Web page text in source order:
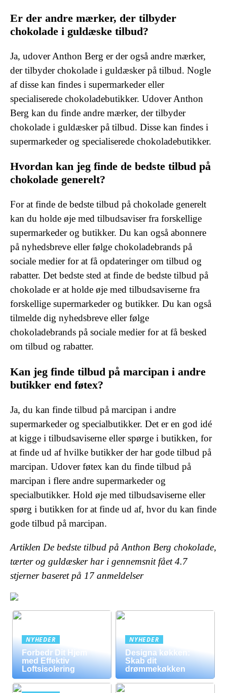
Er der andre mærker, der tilbyder
chokolade i guldæske tilbud?
Ja, udover Anthon Berg er der også andre mærker,
der tilbyder chokolade i guldæsker på tilbud. Nogle
af disse kan findes i supermarkeder eller
specialiserede chokoladebutikker. Udover Anthon
Berg kan du finde andre mærker, der tilbyder
chokolade i guldæsker på tilbud. Disse kan findes i
supermarkeder og specialiserede chokoladebutikker.
Hvordan kan jeg finde de bedste tilbud på
chokolade generelt?
For at finde de bedste tilbud på chokolade generelt
kan du holde øje med tilbudsaviser fra forskellige
supermarkeder og butikker. Du kan også abonnere
på nyhedsbreve eller følge chokoladebrands på
sociale medier for at få opdateringer om tilbud og
rabatter. Det bedste sted at finde de bedste tilbud på
chokolade er at holde øje med tilbudsaviserne fra
forskellige supermarkeder og butikker. Du kan også
tilmelde dig nyhedsbreve eller følge
chokoladebrands på sociale medier for at få besked
om tilbud og rabatter.
Kan jeg finde tilbud på marcipan i andre
butikker end føtex?
Ja, du kan finde tilbud på marcipan i andre
supermarkeder og specialbutikker. Det er en god idé
at kigge i tilbudsaviserne eller spørge i butikken, for
at finde ud af hvilke butikker der har gode tilbud på
marcipan. Udover føtex kan du finde tilbud på
marcipan i flere andre supermarkeder og
specialbutikker. Hold øje med tilbudsaviserne eller
spørg i butikken for at finde ud af, hvor du kan finde
gode tilbud på marcipan.
Artiklen De bedste tilbud på Anthon Berg chokolade,
tærter og guldæsker har i gennemsnit fået4.7
stjerner baseret på 17 anmeldelser
NYHEDER
Forbedr Dit Hjem
med Effektiv
Loftsisolering
NYHEDER
Designa køkken:
Skab dit
drømmekøkken